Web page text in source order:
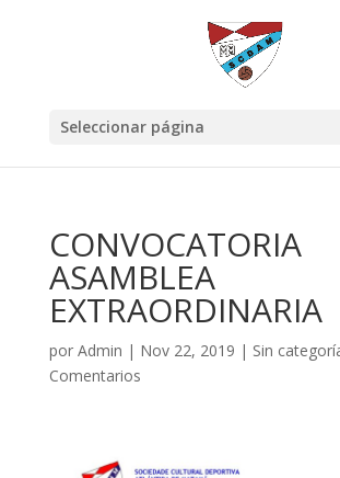
Seleccionar página
CONVOCATORIA
ASAMBLEA
EXTRAORDINARIA
por Admin | Nov 22, 2019 | Sin
Comentarios